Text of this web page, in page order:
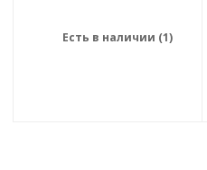
Есть в наличии (1)